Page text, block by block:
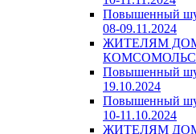
Повышенный
08-09.11.2024
ЖИТЕЛЯМ
Повышенный
19.10.2024
Повышенный
10-11.10.2024
ЖИТЕЛЯМ